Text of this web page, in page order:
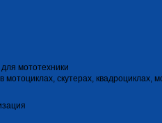
мототехники
мотоциклах, скутерах, квадроциклах,